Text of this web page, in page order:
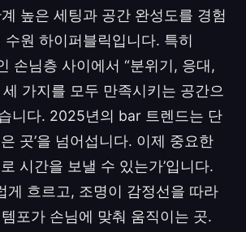
높은 세팅과 공간 완성도를 경험
수원 하이퍼블릭입니다. 특히
손님층 사이에서 “분위기, 응대,
가지를 모두 만족시키는 공간으
니다. 2025년의 bar 트렌드는 단
곳’을 넘어섭니다. 이제 중요한
시간을 보낼 수 있는가’입니다.
게 흐르고, 조명이 감정선을 따라
포가 손님에 맞춰 움직이는 곳.